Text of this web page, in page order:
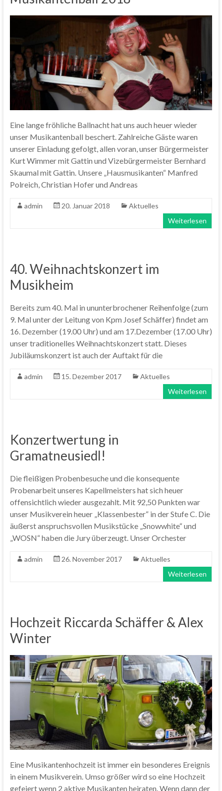
Eine lange fröhliche Ballnacht hat uns auch heuer wieder
unser Musikantenball beschert. Zahlreiche Gäste waren
unserer Einladung gefolgt, allen voran, unser Bürgermeister
Kurt Wimmer mit Gattin und Vizebürgermeister Bernhard
Skaumal mit Gattin. Unsere „Hausmusikanten“ Manfred
Polreich, Christian Hofer und Andreas
admin 20. Januar 2018
Aktuelles
Weiterlesen
40. Weihnachtskonzert im
Musikheim
Bereits zum 40. Mal in ununterbrochener Reihenfolge (zum
9. Mal unter der Leitung von Kpm Josef Schäffer) findet am
16. Dezember (19.00 Uhr) und am 17.Dezember (17.00 Uhr)
unser traditionelles Weihnachtskonzert statt. Dieses
Jubiläumskonzert ist auch der Auftakt für die
admin 15. Dezember 2017
Aktuelles
Weiterlesen
Konzertwertung in
Gramatneusiedl!
Die fleißigen Probenbesuche und die konsequente
Probenarbeit unseres Kapellmeisters hat sich heuer
offensichtlich wieder ausgezahlt. Mit 92,50 Punkten war
unser Musikverein heuer „Klassenbester“ in der Stufe C. Die
äußerst anspruchsvollen Musikstücke „Snowwhite“ und
„WOSN“ haben die Jury überzeugt. Unser Orchester
admin 26. November 2017
Aktuelles
Weiterlesen
Hochzeit Riccarda Schäffer & Alex
Winter
Eine Musikantenhochzeit ist immer ein besonderes Ereignis
in einem Musikverein. Umso größer wird so eine Hochzeit
gefeiert wenn 2 aktive Musikanten heiraten. Wenn dann der